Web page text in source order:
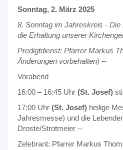
Sonntag, 2. März 2025
8. Sonntag im Jahreskreis -
die Erhaltung unserer
Predigtdienst: Pfarrer Markus
Änderungen vorbehalten) --
Vorabend
16:00 – 16:45 Uhr (St. Josef)
17:00 Uhr (St. Josef) heilige
Jahresmesse) und die
Droste/Strotmeier --
Zelebrant: Pfarrer Markus